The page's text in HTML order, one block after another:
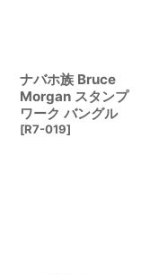
ナバホ族 Bruce
Morgan スタンプ
ワーク バングル
[R7-019]